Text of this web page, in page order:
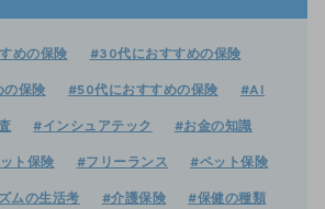
めの保険 #30代におすすめの保険
保険 #50代におすすめの保険 #AI
#インシュアテック #お金の知識
ト保険 #フリーランス #ペット保険
ムの生活考 #介護保険 #保健の種類